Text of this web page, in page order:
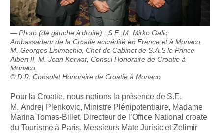
Photo (de gauche à droite) : S.E. M. Mirko Galic,
Ambassadeur de la Croatie accrédité en France et à Monaco,
M. Georges Lisimachio, Chef de Cabinet de S.A.S le Prince
Albert II, M. Jean Kerwat, Consul Honoraire de Croatie à
Monaco.
© D.R. Consulat Honoraire de Croatie à Monaco
Pour la Croatie, nous notions la présence de S.E.
M. Andrej Plenkovic, Ministre Plénipotentiaire, Madame
Marina Tomas-Billet, Directeur de l’Office National croate
du Tourisme à Paris, Messieurs Mate Jurisic et Zelimir